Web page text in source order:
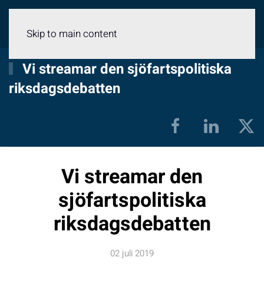
Skip to main content
Vi streamar den sjöfartspolitiska
riksdagsdebatten
Vi streamar den
sjöfartspolitiska
riksdagsdebatten
02 juli 2019